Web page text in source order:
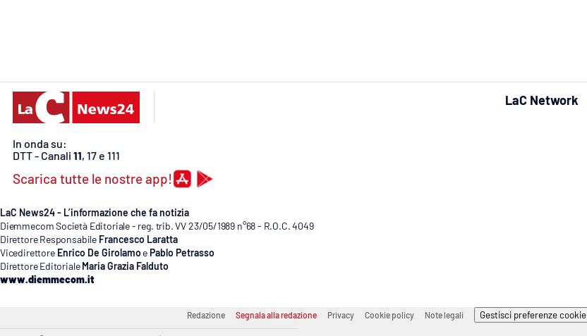
Catanzarochannel.it
App
In onda su:
DTT - Canali 11, 17 e 111
Scarica tutte le nostre app!
LaC Network
LaC News24 - L’informazione che fa notizia
Diemmecom Società Editoriale - reg. trib. VV 23/05/1989 n°68 - R.O.C. 4049
Direttore Responsabile Francesco Laratta
Vicedirettore Enrico De Girolamo e Pablo Petrasso
Direttore Editoriale Maria Grazia Falduto
www.diemmecom.it
Redazione Segnala alla redazione Privacy Cookie policy Note legali Gestisci preferenze cookie